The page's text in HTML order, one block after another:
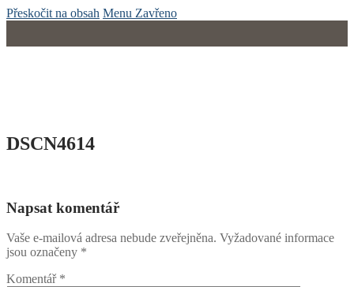
Přeskočit na obsah Menu Zavřeno
DSCN4614
Napsat komentář
Vaše e-mailová adresa nebude zveřejněna. Vyžadované informace
jsou označeny *
Komentář *